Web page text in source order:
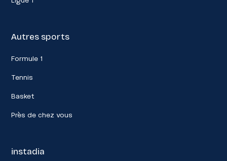
Autres sports
Formule 1
Tennis
Basket
Près de chez vous
instadia